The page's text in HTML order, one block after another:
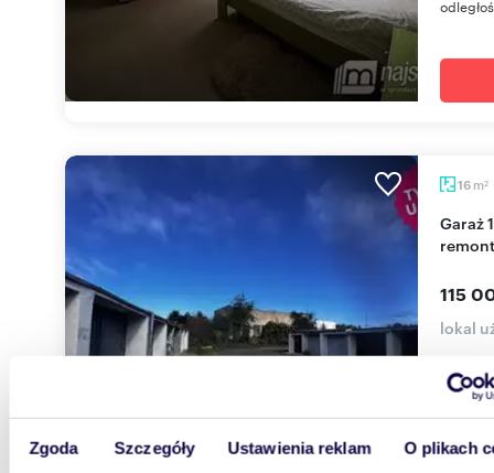
Zgoda Szczegóły Ustawienia reklam O plikach
16 m2
Garaż 16 m² w Kołobrzegu (od zaraz, bez
115
lokal
Na